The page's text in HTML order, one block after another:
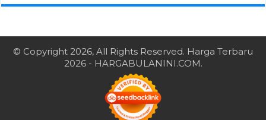
© Copyright 2026, All Rights Reserved. Harga Terbaru
2026- HARGABULANINI.COM.